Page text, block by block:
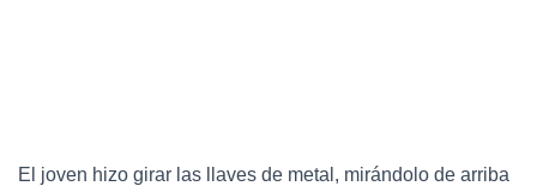
El joven hizo girar las llaves de metal, mirándolo de arriba